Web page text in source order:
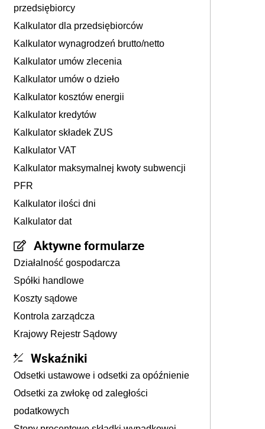
przedsiębiorcy
Kalkulator dla przedsiębiorców
Kalkulator wynagrodzeń brutto/netto
Kalkulator umów zlecenia
Kalkulator umów o dzieło
Kalkulator kosztów energii
Kalkulator kredytów
Kalkulator składek ZUS
Kalkulator VAT
Kalkulator maksymalnej kwoty subwencji
PFR
Kalkulator ilości dni
Kalkulator dat
Aktywne formularze
Działalność gospodarcza
Spółki handlowe
Koszty sądowe
Kontrola zarządcza
Krajowy Rejestr Sądowy
Wskaźniki
Odsetki ustawowe i odsetki za opóźnienie
Odsetki za zwłokę od zaległości
podatkowych